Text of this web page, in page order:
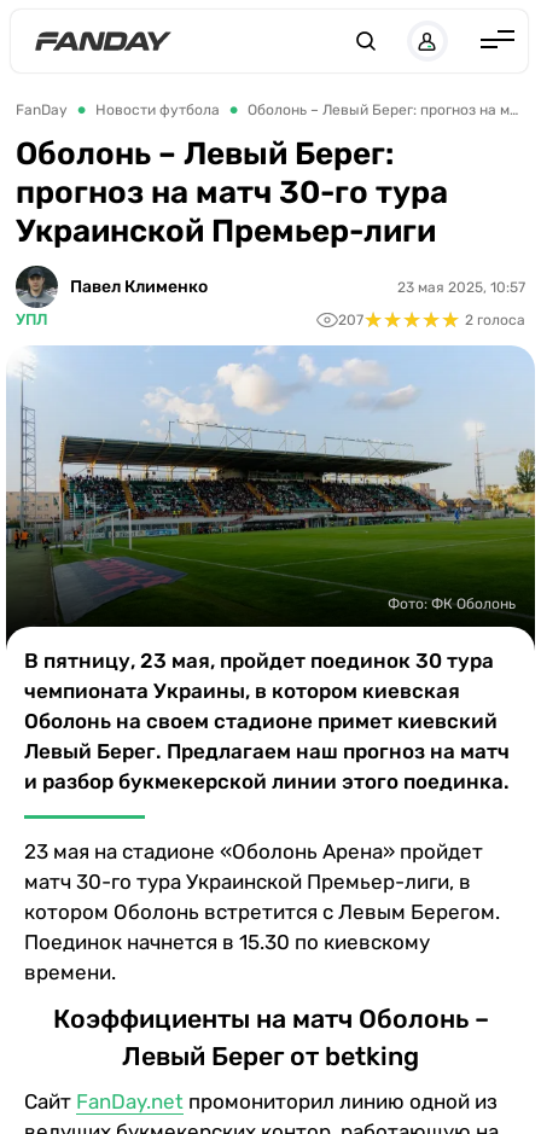
Англия
Испания
Германия
Италия
Украина
ЛЧ
ЧЕ-2028
Букмекеры
Казино
FanDay Новости футбола Оболонь – Левый Берег: прогноз на матч 30-го тура Украинской Премьер-лиги
Оболонь – Левый Берег:
прогноз на матч 30-го тура
Украинской Премьер-лиги
Павел Клименко
УПЛ
23 мая 2025, 10:57
207★★★★★
★★★★★ 2 голоса
Фото: ФК Оболонь
В пятницу, 23 мая, пройдет поединок 30 тура
чемпионата Украины, в котором киевская
Оболонь на своем стадионе примет киевский
Левый Берег. Предлагаем наш прогноз на матч
и разбор букмекерской линии этого поединка.
23 мая на стадионе «Оболонь Арена» пройдет
матч 30-го тура Украинской Премьер-лиги, в
котором Оболонь встретится с Левым Берегом.
Поединок начнется в 15.30 по киевскому
времени.
Коэффициенты на матч Оболонь –
Левый Берег от betking
Сайт FanDay.net промониторил линию одной из